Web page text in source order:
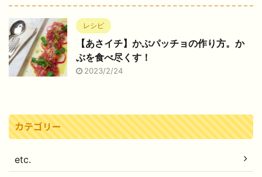
レシピ
【あさイチ】かぶパッチョの作り方。か
ぶを食べ尽くす！
2023/2/24
カテゴリー
etc.